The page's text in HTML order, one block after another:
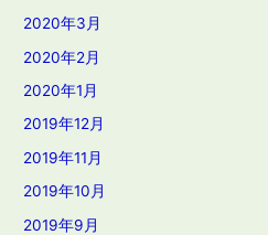
2020年3月
2020年2月
2020年1月
2019年12月
2019年11月
2019年10月
2019年9月